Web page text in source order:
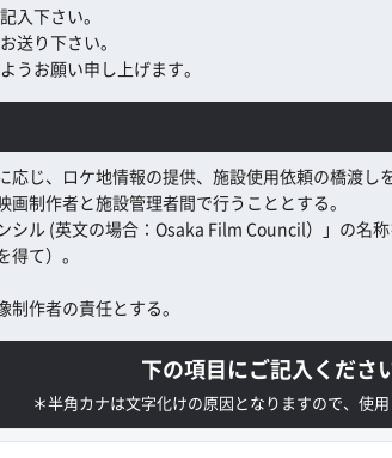
入下さい。
送り下さい。
うお願い申し上げます。
じ、ロケ地情報の提供、施設使用依頼の橋渡し
制作者と施設管理者間で行うこととする。
ル (英文の場合：Osaka Film Council）」の名称
得て）。
作者の責任とする。
下の項目にご記入くださ
＊半角カナは文字化けの原因となりますので、使用